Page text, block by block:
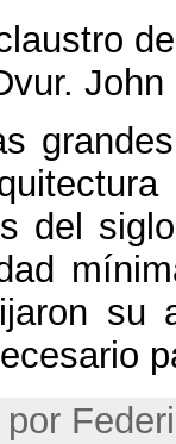
del
su